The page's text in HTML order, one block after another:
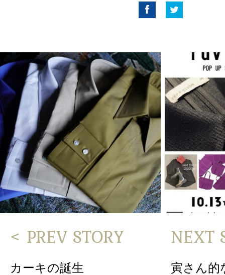
< PREV STORY
カーキの誕生
NEXT
寅さん的